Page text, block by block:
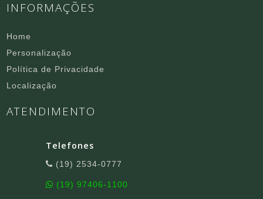
INFORMAÇÕES
Home
Personalização
Política de Privacidade
Localização
ATENDIMENTO
Telefones
(19) 2534-0777
(19) 97406-1100